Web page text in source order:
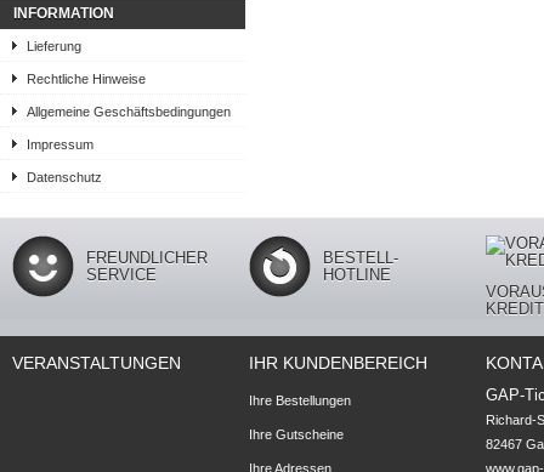
INFORMATION
Lieferung
Rechtliche Hinweise
Allgemeine Geschäftsbedingungen
Impressum
Datenschutz
FREUNDLICHER
SERVICE
BESTELL-
HOTLINE
VERANSTALTUNGEN IHR KUNDENBEREICH
Ihre Bestellungen
Ihre Gutscheine
Ihre Adressen
GAP-
Richard-
82467